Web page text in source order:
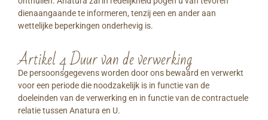
dienaangaande te informeren, tenzij een en ander aan
wettelijke beperkingen onderhevig is.
Artikel 4 Duur van de verwerking
De persoonsgegevens worden door ons bewaard en verwerkt
voor een periode die noodzakelijk is in functie van de
doeleinden van de verwerking en in functie van de contractuele
relatie tussen Anatura en U.